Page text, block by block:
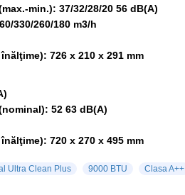
min.): 37/32/28/20 56 dB(A)
330/260/180 m3/h
726 x 210 x 291 mm
52 63 dB(A)
720 x 270 x 495 mm
Ultra Clean Plus 9000 BTU Clasa A++